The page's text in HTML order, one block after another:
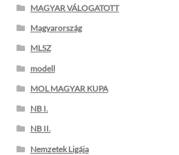
MAGYAR VÁLOGATOTT
Magyarország
MLSZ
modell
MOL MAGYAR KUPA
NB I.
NB II.
Nemzetek Ligája